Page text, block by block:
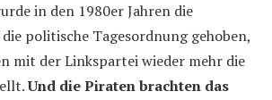
in den 1980er Jahren die
politische Tagesordnung gehoben,
mit der Linkspartei wieder mehr die
Und die Piraten brachten das